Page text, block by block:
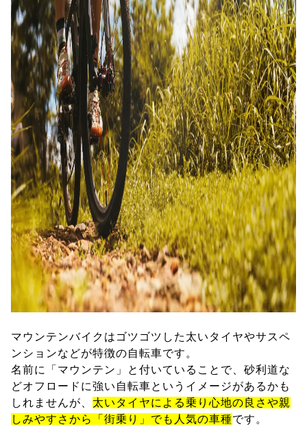
マウンテンバイクはゴツゴツした太いタイヤやサスペ
ンションなどが特徴の自転車です。
名前に「マウンテン」と付いていることで、砂利道な
どオフロードに強い自転車というイメージがあるかも
しれませんが、 太いタイヤによる乗り心地の良さや親
しみやすさから「街乗り」でも人気の車種です。